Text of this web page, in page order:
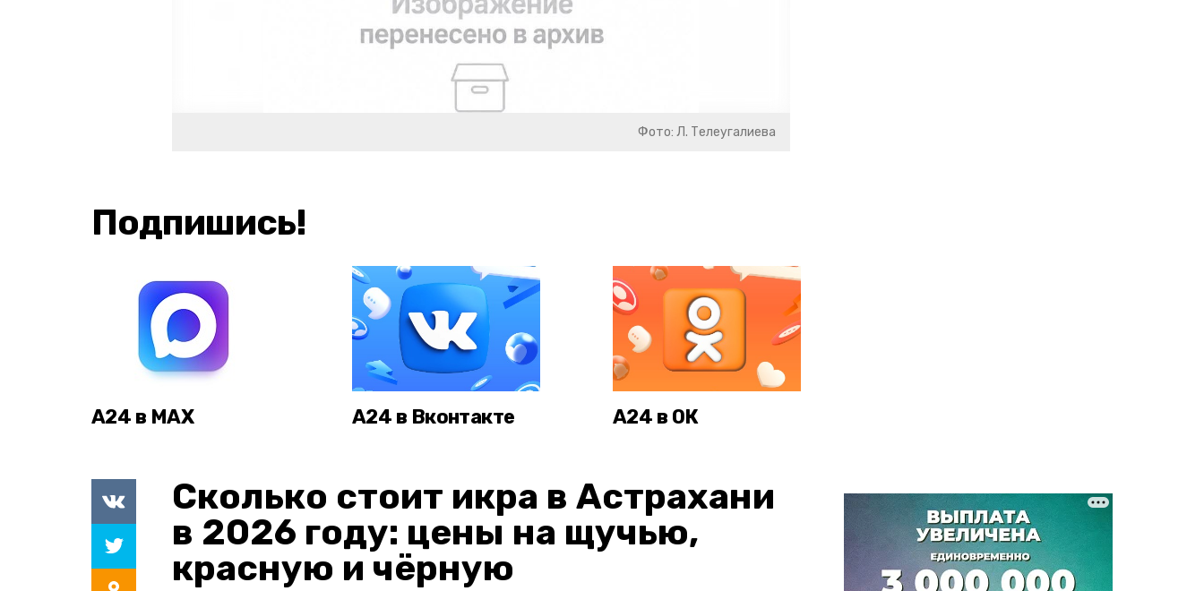
Фото: Л. Телеугалиева
Подпишись!
А24 в MAX А24 в Вконтакте А24 в ОК
Сколько стоит икра в Астрахани
в 2026 году: цены на щучью,
красную и чёрную